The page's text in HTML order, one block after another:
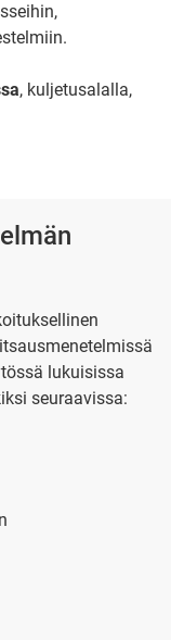
, kuljetusalalla,
lukuisissa
seuraavissa: